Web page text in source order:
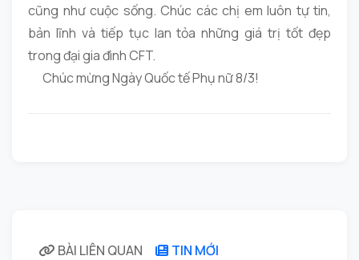
cũng như cuộc sống. Chúc các chị em luôn tự tin,
bản lĩnh và tiếp tục lan tỏa những giá trị tốt đẹp
trong đại gia đình CFT.
Chúc mừng Ngày Quốc tế Phụ nữ 8/3!
BÀI LIÊN QUAN TIN MỚI